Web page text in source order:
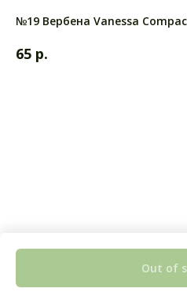
№19 Вербена Vanessa
65 р.
Out of